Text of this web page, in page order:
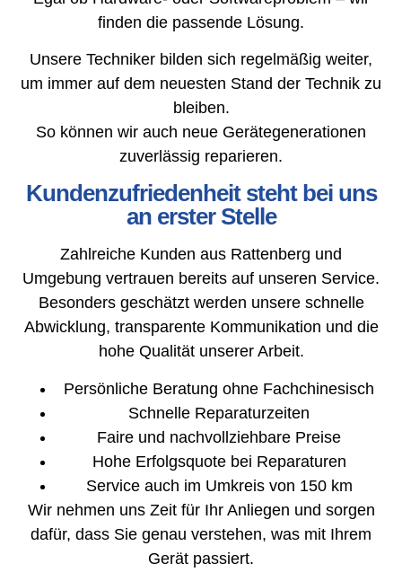
finden die passende Lösung.
Unsere Techniker bilden sich regelmäßig weiter,
um immer auf dem neuesten Stand der Technik zu
bleiben.
So können wir auch neue Gerätegenerationen
zuverlässig reparieren.
Kundenzufriedenheit steht bei uns
an erster Stelle
Zahlreiche Kunden aus Rattenberg und
Umgebung vertrauen bereits auf unseren Service.
Besonders geschätzt werden unsere schnelle
Abwicklung, transparente Kommunikation und die
hohe Qualität unserer Arbeit.
Persönliche Beratung ohne Fachchinesisch
Schnelle Reparaturzeiten
Faire und nachvollziehbare Preise
Hohe Erfolgsquote bei Reparaturen
Service auch im Umkreis von 150 km
Wir nehmen uns Zeit für Ihr Anliegen und sorgen
dafür, dass Sie genau verstehen, was mit Ihrem
Gerät passiert.